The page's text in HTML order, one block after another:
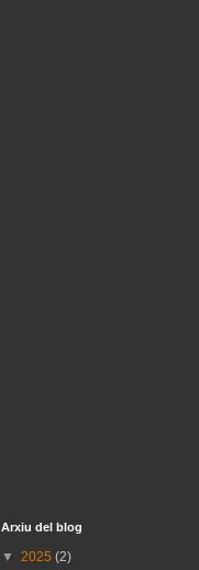
Arxiu del blog
▼ 2025 (2)